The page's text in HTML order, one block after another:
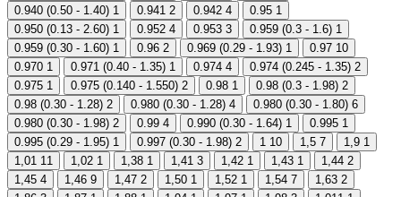
0.940 (0.50 - 1.40) 1 0.941 2 0.942 4 0.95 1
0.950 (0.13 - 2.60) 1 0.952 4 0.953 3 0.959 (0.3 - 1.6) 1
0.959 (0.30 - 1.60) 1 0.96 2 0.969 (0.29 - 1.93) 1 0.97 10
0.970 1 0.971 (0.40 - 1.35) 1 0.974 4 0.974 (0.245 - 1.35) 2
0.975 1 0.975 (0.140 - 1.550) 2 0.98 1 0.98 (0.3 - 1.98) 2
0.98 (0.30 - 1.28) 2 0.980 (0.30 - 1.28) 4 0.980 (0.30 - 1.80) 6
0.980 (0.30 - 1.98) 2 0.99 4 0.990 (0.30 - 1.64) 1 0.995 1
0.995 (0.29 - 1.95) 1 0.997 (0.30 - 1.98) 2 1 10 1,5 7 1,9 1
1,01 11 1,02 1 1,38 1 1,41 3 1,42 1 1,43 1 1,44 2
1,45 4 1,46 9 1,47 2 1,50 1 1,52 1 1,54 7 1,63 2